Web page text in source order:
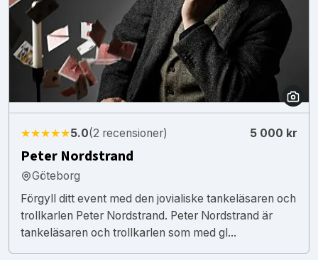
★★★★★5.0(2 recensioner) 5 000 kr
Peter Nordstrand
Göteborg
Förgyll ditt event med den jovialiske tankeläsaren och
trollkarlen Peter Nordstrand. Peter Nordstrand är
tankeläsaren och trollkarlen som med gl...